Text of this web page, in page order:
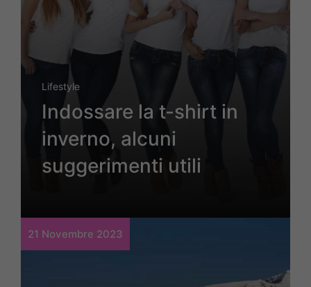
Lifestyle
Indossare la t-shirt in
inverno, alcuni
suggerimenti utili
21 Novembre 2023